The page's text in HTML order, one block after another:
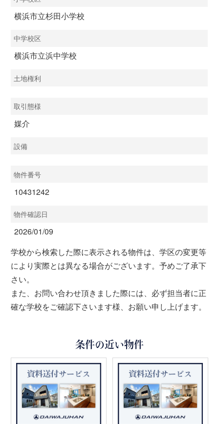
横浜市立杉田小学校
中学校区
横浜市立浜中学校
土地権利
取引態様
媒介
設備
物件番号
10431242
物件確認日
2026/01/09
学校から検索した際に表示される物件は、学区の変更等
により実際とは異なる場合がございます。予めご了承下
さい。
また、お問い合わせ頂きました際には、必ず担当者に正
確な学校をご確認下さいます様、お願い申し上げます。
条件の近い物件